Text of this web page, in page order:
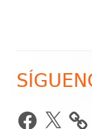
Barra
lateral
Facebook
X